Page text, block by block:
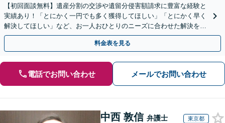
【初回面談無料】遺産分割の交渉や遺留分侵害額請求に豊富な経験と
実績あり！「とにかく一円でも多く獲得してほしい」「とにかく早く
解決してほしい」など、お一人おひとりのニーズに合わせた解決を目
指します【WEB面談可】
料金表を見る
電話でお問い合わせ メールでお問い合わせ
中西 敦信 弁護士 東京都